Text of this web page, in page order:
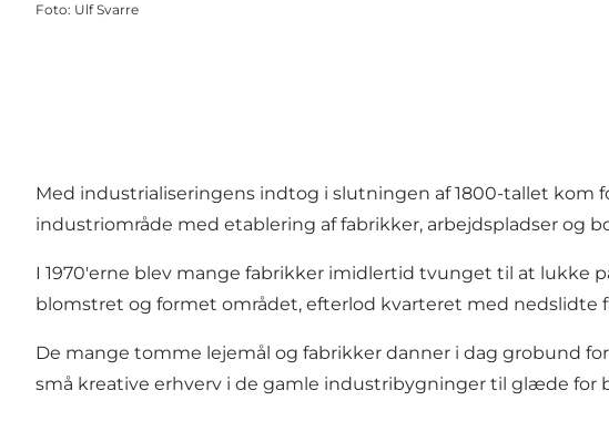
Foto: Ulf Svarre
Med industrialiseringens indtog i slutningen af 1800-tallet kom
industriområde med etablering af fabrikker, arbejdspladser og
I 1970'erne blev mange fabrikker imidlertid tvunget til at lukke
blomstret og formet området, efterlod kvarteret med nedslidte
De mange tomme lejemål og fabrikker danner i dag grobund
små kreative erhverv i de gamle industribygninger til glæde for